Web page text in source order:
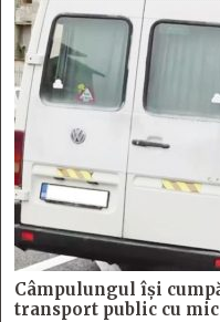
Câmpulungul îşi
transport public cu